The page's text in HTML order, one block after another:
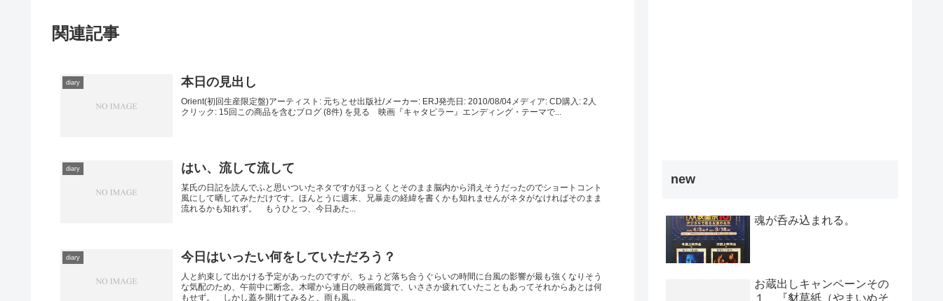
関連記事
diary 本日の見出し
Orient(初回生産限定盤)アーティスト: 元ちとせ出版社/メーカー: ERJ発売日: 2010/08/04メディア: CD購入: 2人
クリック: 15回この商品を含むブログ (8件) を見る 映画『キャタピラー』エンディング・テーマで...
diary はい、流して流して
某氏の日記を読んでふと思いついたネタですがほっとくとそのまま脳内から消えそうだったのでショートコント
風にして晒してみただけです。ほんとうに週末、兄暴走の経緯を書くかも知れませんがネタがなければそのまま
流れるかも知れず。 もうひとつ、今日あた...
diary 今日はいったい何をしていただろう？
人と約束して出かける予定があったのですが、ちょうど落ち合うぐらいの時間に台風の影響が最も強くなりそう
な気配のため、午前中に断念。木曜から連日の映画鑑賞で、いささか疲れていたこともあってそれからあとは何
もせず。 しかし蓋を開けてみると、雨も風...
new
魂が呑み込まれる。
お蔵出しキャンペーンその
１、『豺草紙（やまいぬそ